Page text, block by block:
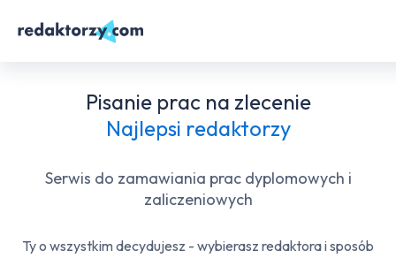
Pisanie prac na zlecenie
Najlepsi redaktorzy
Serwis do zamawiania prac dyplomowych i
zaliczeniowych
Ty o wszystkim decydujesz - wybierasz redaktora i sposób